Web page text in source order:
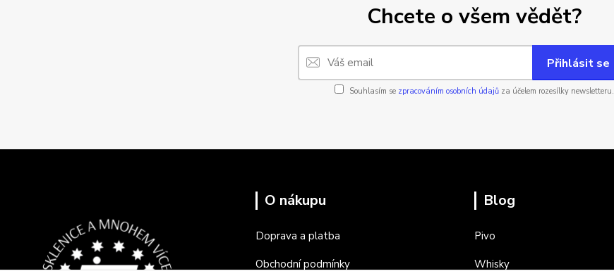
Chcete o všem vědět?
Přihlásit se
Souhlasím se zpracováním osobních údajů za účelem rozesílky newsletteru.
O nákupu
Doprava a platba
Obchodní podmínky
Blog
Pivo
Whisky